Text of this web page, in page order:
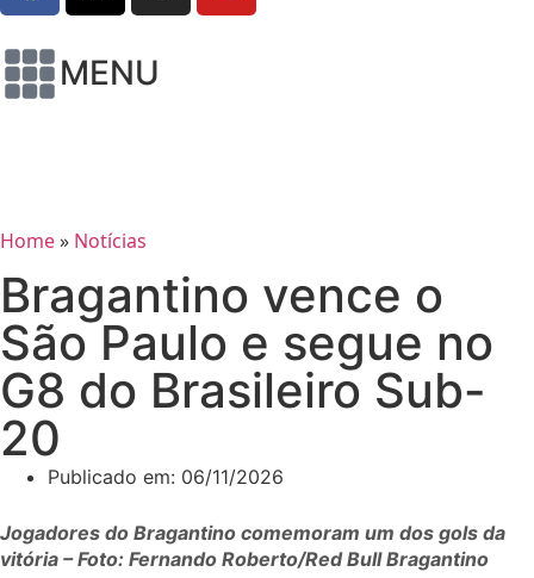
MENU
Home» Notícias
Bragantino vence o
São Paulo e segue no
G8 do Brasileiro Sub-
20
Publicado em: 06/11/2026
Jogadores do Bragantino comemoram um dos gols da
vitória – Foto: Fernando Roberto/Red Bull Bragantino